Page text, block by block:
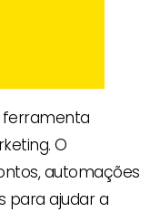
ferramenta
O
automações
para ajudar a